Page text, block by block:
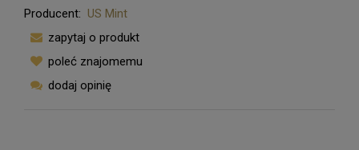
Producent: US Mint
zapytaj o produkt
poleć znajomemu
dodaj opinię